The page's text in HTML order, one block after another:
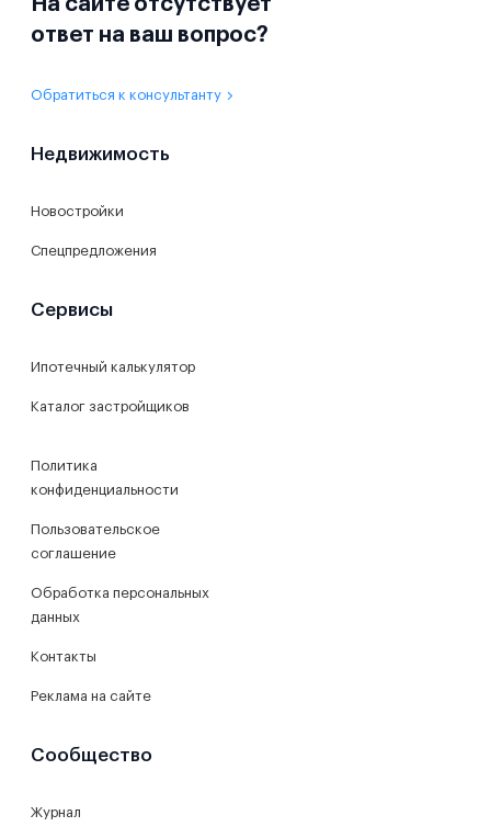
ответ на ваш вопрос?
Обратиться к консультанту
Недвижимость
Новостройки
Спецпредложения
Сервисы
Ипотечный калькулятор
Каталог застройщиков
Политика
конфиденциальности
Пользовательское
соглашение
Обработка персональных
данных
Контакты
Реклама на сайте
Сообщество
Журнал